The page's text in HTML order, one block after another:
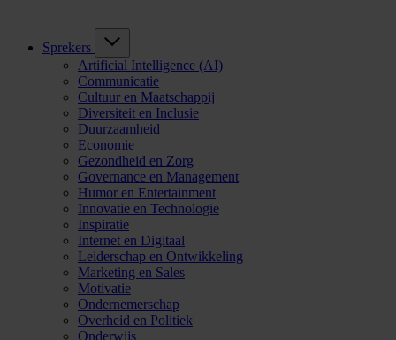
Sprekers
Artificial Intelligence (AI)
Communicatie
Cultuur en Maatschappij
Diversiteit en Inclusie
Duurzaamheid
Economie
Gezondheid en Zorg
Governance en Management
Humor en Entertainment
Innovatie en Technologie
Inspiratie
Internet en Digitaal
Leiderschap en Ontwikkeling
Marketing en Sales
Motivatie
Ondernemerschap
Overheid en Politiek
Onderwijs